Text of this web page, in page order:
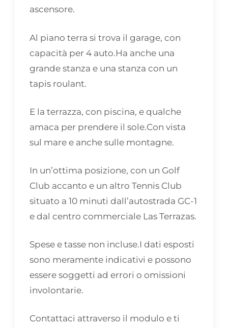
ascensore.
Al piano terra si trova il garage, con
capacità per 4 auto.Ha anche una
grande stanza e una stanza con un
tapis roulant.
E la terrazza, con piscina, e qualche
amaca per prendere il sole.Con vista
sul mare e anche sulle montagne.
In un’ottima posizione, con un Golf
Club accanto e un altro Tennis Club
situato a 10 minuti dall’autostrada GC-1
e dal centro commerciale Las Terrazas.
Spese e tasse non incluse.I dati esposti
sono meramente indicativi e possono
essere soggetti ad errori o omissioni
involontarie.
Contattaci attraverso il modulo e ti